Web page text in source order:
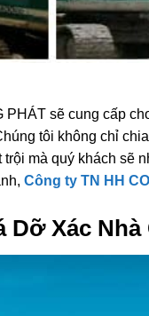
sẽ cung cấp
tôi không chỉ
mà quý khách sẽ
Công ty TN HH